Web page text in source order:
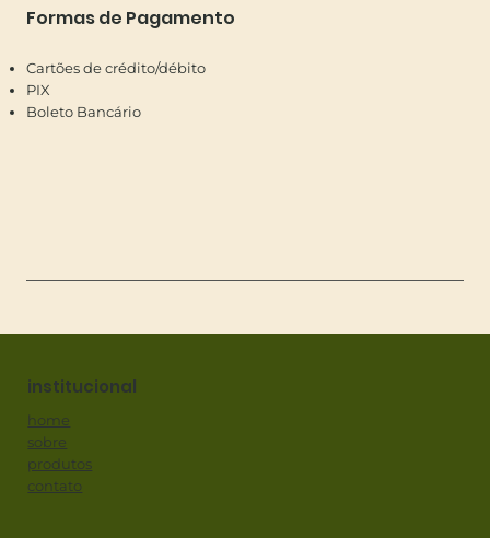
Formas de Pagamento
Cartões de crédito/débito
PIX
Boleto Bancário
institucional
home
sobre
produtos
contato